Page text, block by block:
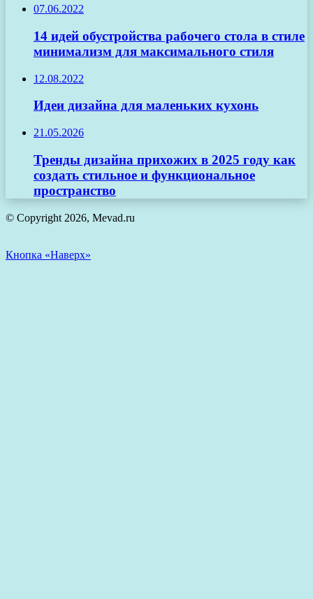
07.06.2022
14 идей обустройства рабочего стола в стиле
минимализм для максимального стиля
12.08.2022
Идеи дизайна для маленьких кухонь
21.05.2026
Тренды дизайна прихожих в 2025 году как
создать стильное и функциональное
пространство
© Copyright 2026, Mevad.ru
Кнопка «Наверх»